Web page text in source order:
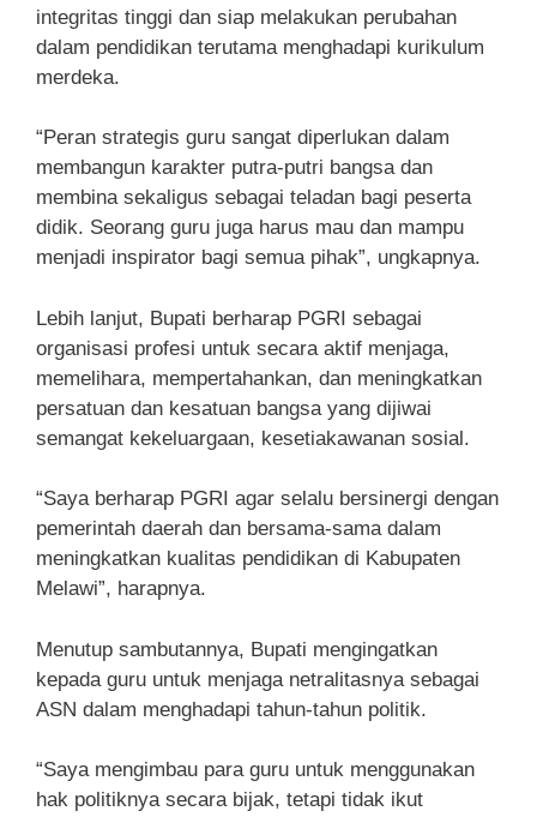
integritas tinggi dan siap melakukan perubahan
dalam pendidikan terutama menghadapi kurikulum
merdeka.
“Peran strategis guru sangat diperlukan dalam
membangun karakter putra-putri bangsa dan
membina sekaligus sebagai teladan bagi peserta
didik. Seorang guru juga harus mau dan mampu
menjadi inspirator bagi semua pihak”, ungkapnya.
Lebih lanjut, Bupati berharap PGRI sebagai
organisasi profesi untuk secara aktif menjaga,
memelihara, mempertahankan, dan meningkatkan
persatuan dan kesatuan bangsa yang dijiwai
semangat kekeluargaan, kesetiakawanan sosial.
“Saya berharap PGRI agar selalu bersinergi dengan
pemerintah daerah dan bersama-sama dalam
meningkatkan kualitas pendidikan di Kabupaten
Melawi”, harapnya.
Menutup sambutannya, Bupati mengingatkan
kepada guru untuk menjaga netralitasnya sebagai
ASN dalam menghadapi tahun-tahun politik.
“Saya mengimbau para guru untuk menggunakan
hak politiknya secara bijak, tetapi tidak ikut